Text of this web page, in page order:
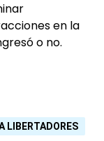
en la
o no.
LIBERTADORES